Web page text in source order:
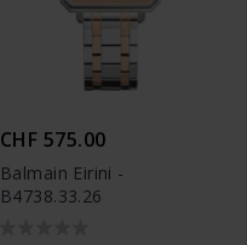
CHF 575.00
Balmain Eirini -
B4738.33.26